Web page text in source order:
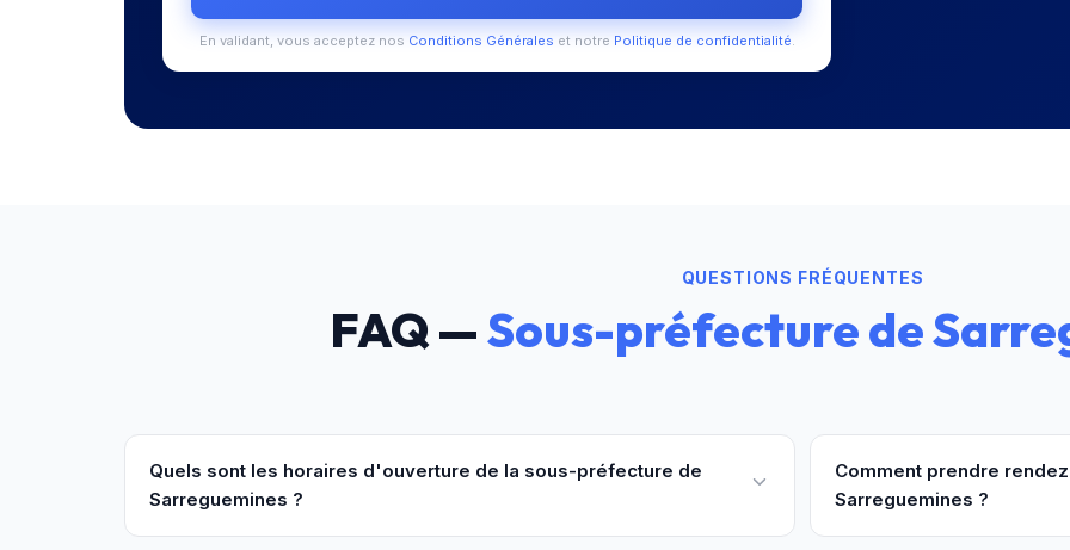
En validant, vous acceptez nos Conditions Générales et notre Politique de confidentialité.
QUESTIONS FRÉQUENTES
FAQ —Sous-préfecture de
Quels sont les horaires d'ouverture de la sous-préfecture de
Sarreguemines ?
Comment prendre
Sarreguemines ?